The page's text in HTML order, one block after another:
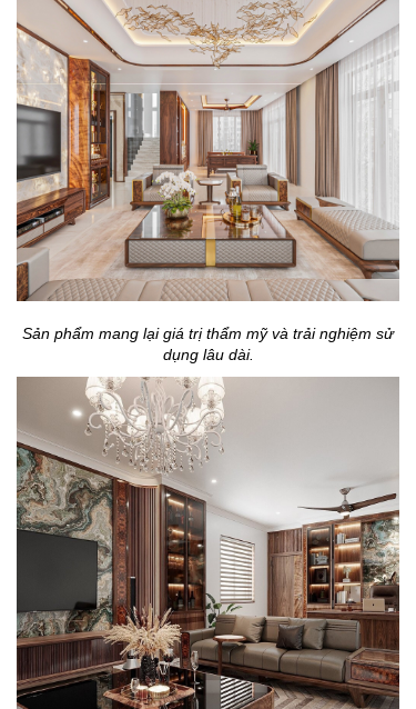
Sản phẩm mang lại giá trị thẩm mỹ và trải nghiệm sử
dụng lâu dài.